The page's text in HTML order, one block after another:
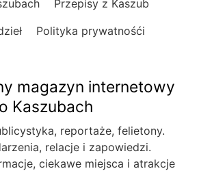
Przepisy z Kaszub
Polityka prywatnośći
magazyn internetowy
o Kaszubach
reportaże, felietony.
relacje i zapowiedzi.
ciekawe miejsca i atrakcje